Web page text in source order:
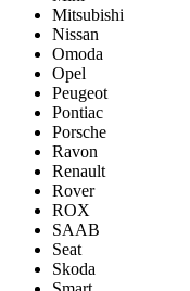
Mitsubishi
Nissan
Omoda
Opel
Peugeot
Pontiac
Porsсhe
Ravon
Renault
Rover
ROX
SAAB
Seat
Skoda